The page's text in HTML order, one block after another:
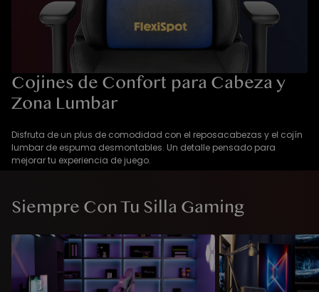
Cojines de Confort para Cabeza y
Zona Lumbar
Disfruta de un plus de comodidad con el reposacabezas y el cojín
lumbar de espuma desmontables. Un detalle pensado para
mejorar tu experiencia de juego.
Siempre Con Tu Silla Gaming